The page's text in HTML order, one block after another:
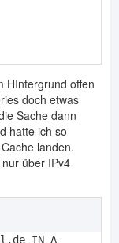
HIntergrund offen
doch etwas
Sache dann
hatte ich so
landen.
über IPv4